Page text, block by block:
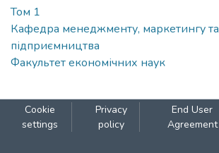
Том 1
Кафедра менеджменту, маркетингу та
підприємництва
Факультет економічних наук
Cookie
settings
Privacy
policy
End User
Agreement